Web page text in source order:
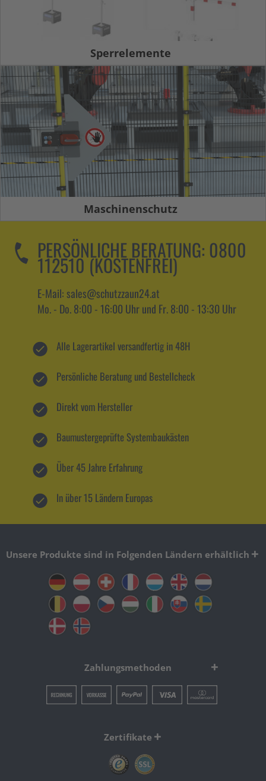
Sperrelemente
Maschinenschutz
PERSÖNLICHE BERATUNG: 0800
112510 (KOSTENFREI)
E-Mail: sales@schutzzaun24.at
Mo. - Do. 8:00 - 16:00 Uhr und Fr. 8:00 - 13:30 Uhr
Alle Lagerartikel versandfertig in 48H
Persönliche Beratung und Bestellcheck
Direkt vom Hersteller
Baumustergeprüfte Systembaukästen
Über 45 Jahre Erfahrung
In über 15 Ländern Europas
Unsere Produkte sind in Folgenden Ländern erhältlich
Zahlungsmethoden
Zertifikate